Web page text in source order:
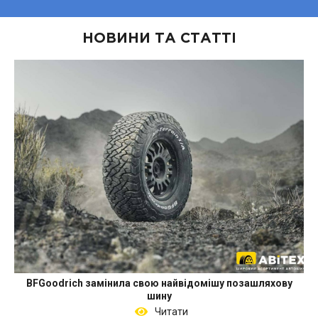
НОВИНИ ТА СТАТТІ
BFGoodrich замінила свою найвідомішу позашляхову
шину
Читати